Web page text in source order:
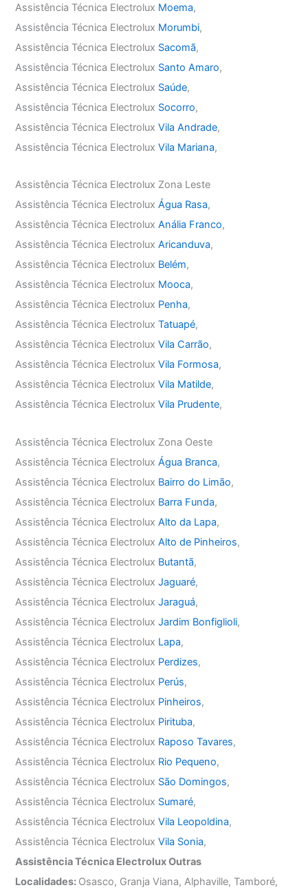
Assistência Técnica Electrolux Moema,
Assistência Técnica Electrolux Morumbi,
Assistência Técnica Electrolux Sacomã,
Assistência Técnica Electrolux Santo Amaro,
Assistência Técnica Electrolux Saúde,
Assistência Técnica Electrolux Socorro,
Assistência Técnica ElectroluxVila Andrade,
Assistência Técnica ElectroluxVila Mariana,
Assistência Técnica Electrolux Zona Leste
Assistência Técnica ElectroluxÁgua Rasa,
Assistência Técnica ElectroluxAnália Franco,
Assistência Técnica ElectroluxAricanduva,
Assistência Técnica Electrolux Belém,
Assistência Técnica Electrolux Mooca,
Assistência Técnica Electrolux Penha,
Assistência Técnica ElectroluxTatuapé,
Assistência Técnica ElectroluxVila Carrão,
Assistência Técnica ElectroluxVila Formosa,
Assistência Técnica ElectroluxVila Matilde,
Assistência Técnica ElectroluxVila Prudente,
Assistência Técnica Electrolux Zona Oeste
Assistência Técnica ElectroluxÁgua Branca,
Assistência Técnica Electrolux Bairro do Limão,
Assistência Técnica Electrolux Barra Funda,
Assistência Técnica ElectroluxAlto da Lapa,
Assistência Técnica ElectroluxAlto de Pinheiros,
Assistência Técnica Electrolux Butantã,
Assistência Técnica ElectroluxJaguaré,
Assistência Técnica ElectroluxJaraguá,
Assistência Técnica ElectroluxJardim Bonfiglioli,
Assistência Técnica Electrolux Lapa,
Assistência Técnica Electrolux Perdizes,
Assistência Técnica Electrolux Perús,
Assistência Técnica Electrolux Pinheiros,
Assistência Técnica Electrolux Pirituba,
Assistência Técnica Electrolux Raposo Tavares,
Assistência Técnica Electrolux Rio Pequeno,
Assistência Técnica Electrolux São Domingos,
Assistência Técnica Electrolux Sumaré,
Assistência Técnica ElectroluxVila Leopoldina,
Assistência Técnica ElectroluxVila Sonia,
Assistência Técnica Electrolux Outras
Localidades: Osasco, Granja Viana, Alphaville, Tamboré,